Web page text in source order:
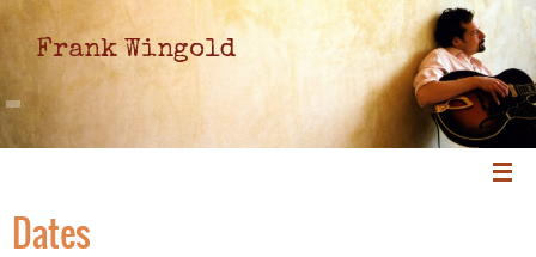
Frank Wingold
Dates